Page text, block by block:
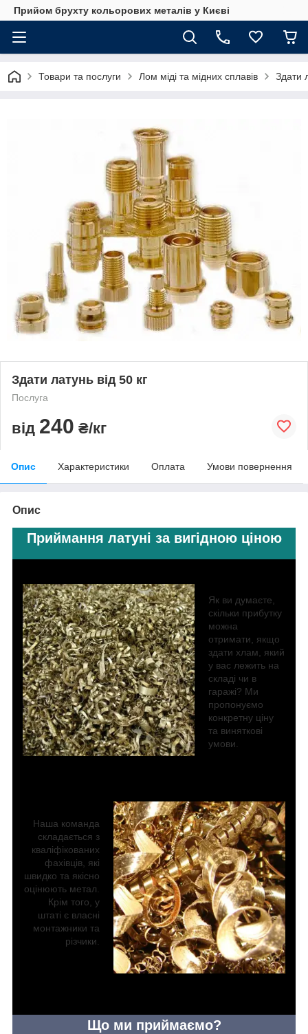
Прийом брухту кольорових металів у Києві
Товари та послуги Лом міді та мідних сплавів Здати
Здати латунь від 50 кг
Послуга
від 240 ₴/кг
Опис Характеристики Оплата Умови повернення
Опис
Приймання латуні за вигідною ціною
Як ви думаєте,
скільки прибутку
можна
отримати, якщо
здати хлам, який
у вас лежить на
складі чи в
гаражі? Ми
пропонуємо
конкретну ціну
та виняткові
умови.
Наша команда
складається з
кваліфікованих
фахівців, які
швидко та якісно
оцінюють метал.
Крім того, у
штаті є власні
монтажники та
різчики.
Що ми приймаємо?